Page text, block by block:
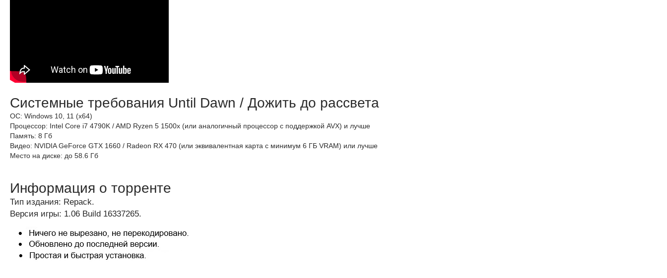
Системные требования Until Dawn / Дожить до рассвета
ОС: Windows 10, 11 (x64)
Процессор: Intel Core i7 4790K / AMD Ryzen 5 1500x (или аналогичный процессор с поддержкой AVX) и лучше
Память: 8 Гб
Видео: NVIDIA GeForce GTX 1660 / Radeon RX 470 (или эквивалентная карта с минимум 6 ГБ VRAM) или лучше
Место на диске: до 58.6 Гб
Информация о торренте
Тип издания: Repack.
Версия игры: 1.06 Build 16337265.